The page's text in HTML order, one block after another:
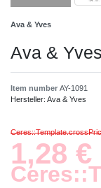
Ava & Yves
Ava &
Item number AY-1091
Hersteller: Ava & Yves
1,28 €